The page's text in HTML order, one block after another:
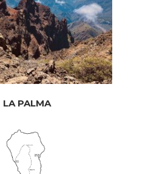
LA PALMA